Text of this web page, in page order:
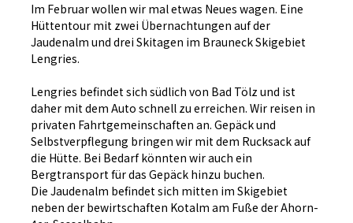
Im Februar wollen wir mal etwas Neues wagen. Eine
Hüttentour mit zwei Übernachtungen auf der
Jaudenalm und drei Skitagen im Brauneck Skigebiet
Lengries.
Lengries befindet sich südlich von Bad Tölz und ist
daher mit dem Auto schnell zu erreichen. Wir reisen in
privaten Fahrtgemeinschaften an. Gepäck und
Selbstverpflegung bringen wir mit dem Rucksack auf
die Hütte. Bei Bedarf könnten wir auch ein
Bergtransport für das Gepäck hinzu buchen.
Die Jaudenalm befindet sich mitten im Skigebiet
neben der bewirtschaften Kotalm am Fuße der Ahorn-